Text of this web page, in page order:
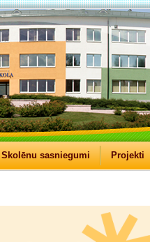
Skolēnu sasniegumi Projekti